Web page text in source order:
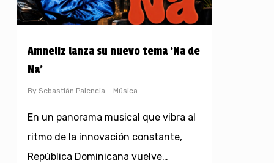
Amneliz lanza su nuevo tema ‘Na de
Na’
By Sebastián Palencia Música
En un panorama musical que vibra al
ritmo de la innovación constante,
República Dominicana vuelve…